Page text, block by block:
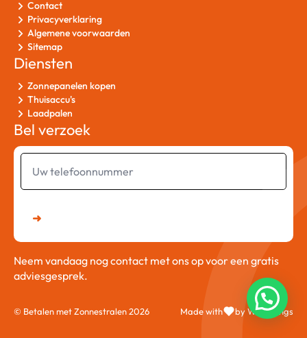
Contact
Privacyverklaring
Algemene voorwaarden
Sitemap
Diensten
Zonnepanelen kopen
Thuisaccu's
Laadpalen
Bel verzoek
Uw
telefoonnummer
➜
Neem vandaag nog contact met ons op voor een gratis
adviesgesprek.
© Betalen met Zonnestralen 2026 Made with by Web Wings